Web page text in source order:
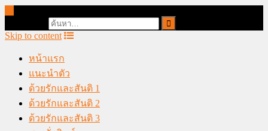
Skip to content
หน้าแรก
แนะนำตัว
ด้วยรักและสันติ 1
ด้วยรักและสันติ 2
ด้วยรักและสันติ 3